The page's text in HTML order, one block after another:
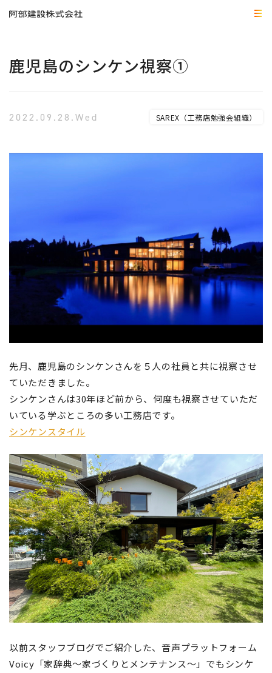
鹿児島のシンケン視察①
2022.09.28.Wed SAREX（工務店勉強会組織）
先月、鹿児島のシンケンさんを５人の社員と共に視察させ
ていただきました。
シンケンさんは30年ほど前から、何度も視察させていただ
いている学ぶところの多い工務店です。
シンケンスタイル
以前スタッフブログでご紹介した、音声プラットフォーム
Voicy「家辞典～家づくりとメンテナンス～」でもシンケ